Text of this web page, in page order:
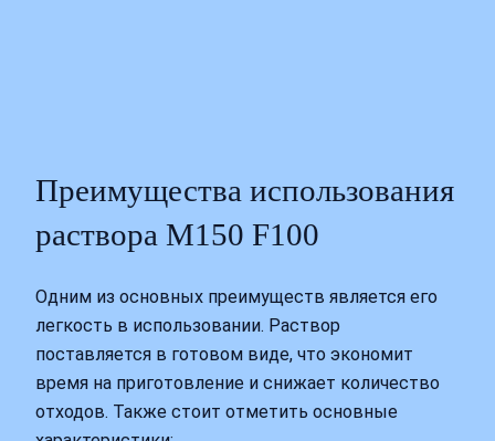
Преимущества использования
раствора М150 F100
Одним из основных преимуществ является его
легкость в использовании. Раствор
поставляется в готовом виде, что экономит
время на приготовление и снижает количество
отходов. Также стоит отметить основные